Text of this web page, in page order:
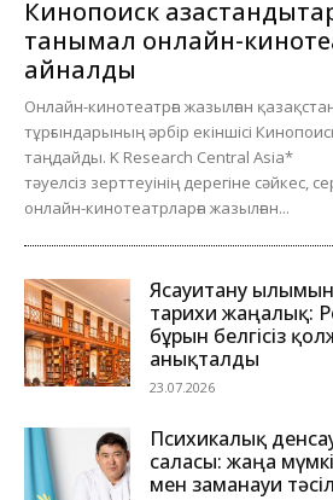
Кинопоиск
танымал онлайн-
айналды
Онлайн-кинотеатрға жазылған
тұрғындарының әрбір екіншісі
таңдайды. K Research Central Asia*
тәуелсіз зерттеуінің дерегіне сәйкес,
онлайн-кинотеатрларға жазылған...
Ясауитану
тарихи жаңалық:
бұрын белгісіз
анықталды
23.07.2026
Психикалық
саласы: жаңа
мен заманауи